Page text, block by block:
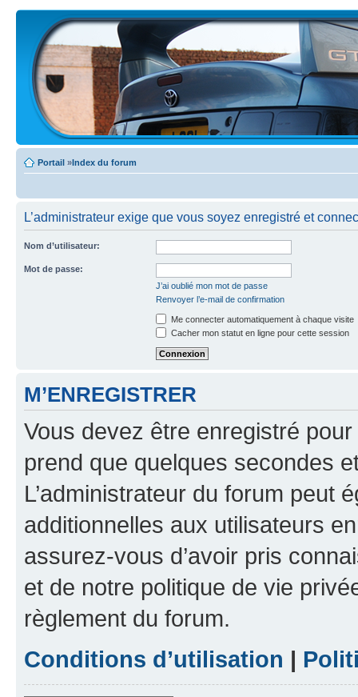
Portail »Index du forum
L’administrateur exige que vous soyez enregistré et
Nom d’utilisateur:
Mot de passe:
J’ai oublié mon mot de passe
Renvoyer l’e-mail de confirmation
Me connecter automatiquement à chaque visite
Cacher mon statut en ligne pour cette session
M’ENREGISTRER
Vous devez être enregistré
prend que quelques secondes
L’administrateur du forum peut
additionnelles aux utilisateurs
assurez-vous d’avoir pris
et de notre politique de vie
règlement du forum.
Conditions d’utilisation |